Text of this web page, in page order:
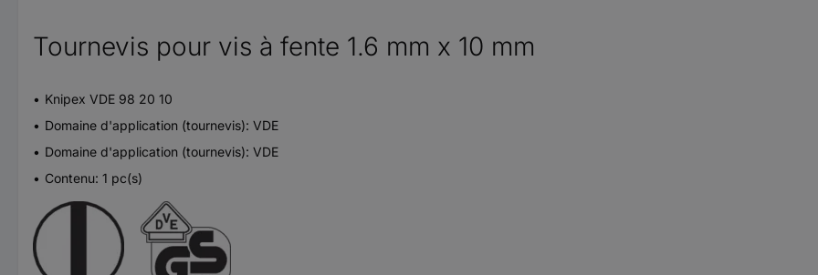
Tournevis pour vis à fente 1.6 mm x 10 mm
Knipex VDE 98 20 10
Domaine d'application (tournevis): VDE
Domaine d'application (tournevis): VDE
Contenu: 1 pc(s)